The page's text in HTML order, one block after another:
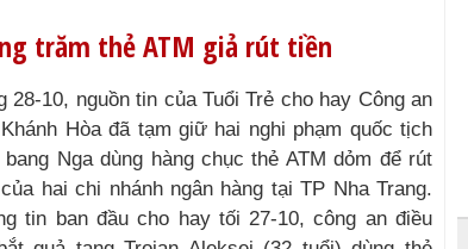
trăm thẻ ATM giả rút tiền
28-10, nguồn tin của Tuổi Trẻ cho hay Công an
Hòa đã tạm giữ hai nghi phạm quốc tịch
bang Nga dùng hàng chục thẻ ATM dỏm để rút
hai chi nhánh ngân hàng tại TP Nha Trang.
tin ban đầu cho hay tối 27-10, công an điều